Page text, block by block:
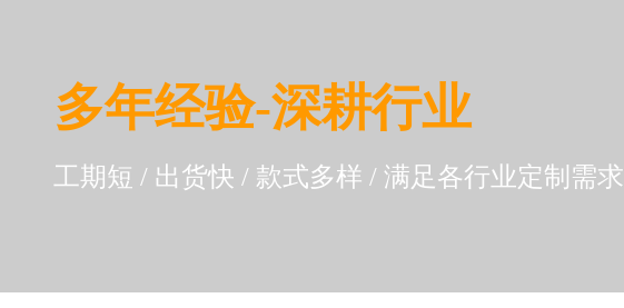
多年经验-深耕行业
工期短 / 出货快 / 款式多样 / 满足各行业定制需求